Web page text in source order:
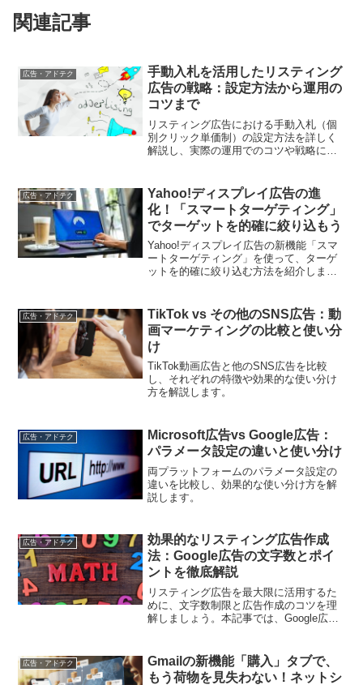
関連記事
広告・アドテク
手動入札を活用したリスティング
広告の戦略：設定方法から運用の
コツまで
リスティング広告における手動入札（個
別クリック単価制）の設定方法を詳しく
解説し、実際の運用でのコツや戦略につ
ょう。
広告・アドテク
Yahoo!ディスプレイ広告の進
化！「スマートターゲティング」
でターゲットを的確に絞り込もう
Yahoo!ディスプレイ広告の新機能「スマ
ートターゲティング」を使って、ターゲ
ットを的確に絞り込む方法を紹介しま
タルマーケティングの成功に寄与しま
す。
広告・アドテク
TikTok vs その他のSNS広告：動
画マーケティングの比較と使い分
け
TikTok動画広告と他のSNS広告を比較
し、それぞれの特徴や効果的な使い分け
方を解説します。
広告・アドテク
Microsoft広告vs Google広告：
パラメータ設定の違いと使い分け
両プラットフォームのパラメータ設定の
違いを比較し、効果的な使い分け方を解
説します。
広告・アドテク
効果的なリスティング広告作成
法：Google広告の文字数とポイ
ントを徹底解説
リスティング広告を最大限に活用するた
めに、文字数制限と広告作成のコツを理
解しましょう。本記事では、Google広告
します。
広告・アドテク
Gmailの新機能「購入」タブで、
もう荷物を見失わない！ネットシ